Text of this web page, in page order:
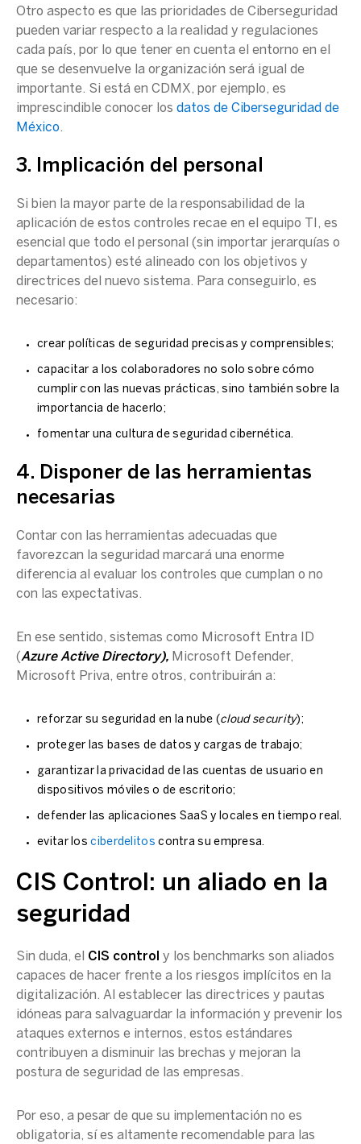
Otro aspecto es que las prioridades de Ciberseguridad
pueden variar respecto a la realidad y regulaciones
cada país, por lo que tener en cuenta el entorno en el
que se desenvuelve la organización será igual de
importante. Si está en CDMX, por ejemplo, es
imprescindible conocer los datos de Ciberseguridad de
México.
3. Implicación del personal
Si bien la mayor parte de la responsabilidad de la
aplicación de estos controles recae en el equipo TI, es
esencial que todo el personal (sin importar jerarquías o
departamentos) esté alineado con los objetivos y
directrices del nuevo sistema. Para conseguirlo, es
necesario:
crear políticas de seguridad precisas y comprensibles;
capacitar a los colaboradores no solo sobre cómo
cumplir con las nuevas prácticas, sino también sobre la
importancia de hacerlo;
fomentar una cultura de seguridad cibernética.
4. Disponer de las herramientas
necesarias
Contar con las herramientas adecuadas que
favorezcan la seguridad marcará una enorme
diferencia al evaluar los controles que cumplan o no
con las expectativas.
En ese sentido, sistemas como Microsoft Entra ID
(Azure Active Directory), Microsoft Defender,
Microsoft Priva, entre otros, contribuirán a:
reforzar su seguridad en la nube (cloud security);
proteger las bases de datos y cargas de trabajo;
garantizar la privacidad de las cuentas de usuario en
dispositivos móviles o de escritorio;
defender las aplicaciones SaaS y locales en tiempo real.
evitar losciberdelitos contra su empresa.
CIS Control: un aliado en la
seguridad
Sin duda, el CIS control y los benchmarks son aliados
capaces de hacer frente a los riesgos implícitos en la
digitalización. Al establecer las directrices y pautas
idóneas para salvaguardar la información y prevenir los
ataques externos e internos, estos estándares
contribuyen a disminuir las brechas y mejoran la
postura de seguridad de las empresas.
Por eso, a pesar de que su implementación no es
obligatoria, sí es altamente recomendable para las